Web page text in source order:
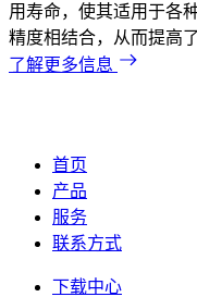
用寿命，使其适用于各
精度相结合，从而提高
了解更多信息
首页
产品
服务
联系方式
下载中心